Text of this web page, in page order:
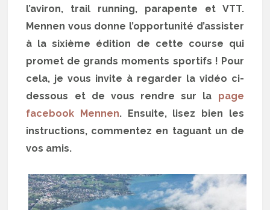
l’aviron, trail running, parapente et VTT.
Mennen vous donne l’opportunité d’assister
à la sixième édition de cette course qui
promet de grands moments sportifs ! Pour
cela, je vous invite à regarder la vidéo ci-
dessous et de vous rendre sur la page
facebook Mennen. Ensuite, lisez bien les
instructions, commentez en taguant un de
vos amis.